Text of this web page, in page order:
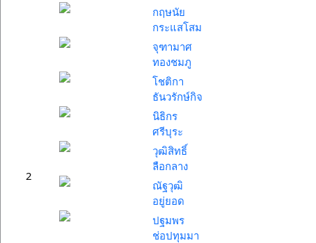
2
กฤษนัย
กระแสโสม
จุฑามาศ
ทองชมภู
โชติกา
ธันวรักษ์กิจ
นิธิกร
ศรีบุระ
วุฒิสิทธิ์
ลือกลาง
ณัฐวุฒิ
อยู่ยอด
ปฐมพร
ช่อปทุมมา